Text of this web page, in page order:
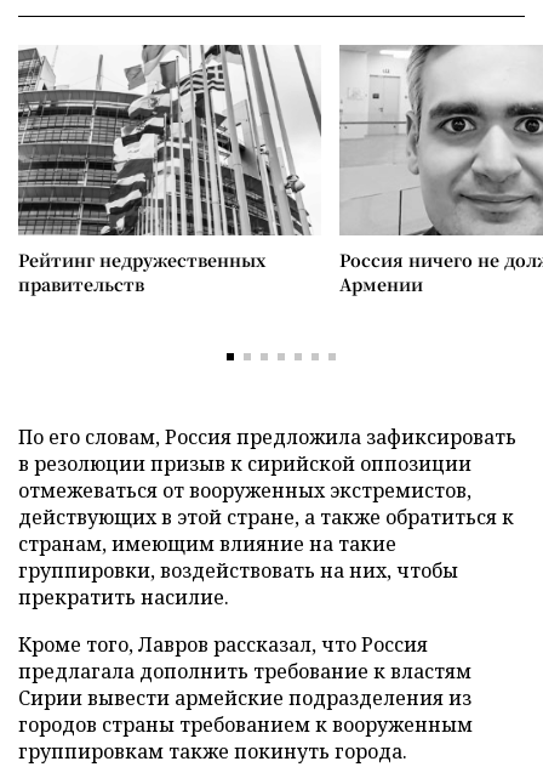
Рейтинг недружественных
правительств
Россия ничего не
Армении
По его словам, Россия предложила зафиксировать
в резолюции призыв к сирийской оппозиции
отмежеваться от вооруженных экстремистов,
действующих в этой стране, а также обратиться к
странам, имеющим влияние на такие
группировки, воздействовать на них, чтобы
прекратить насилие.
Кроме того, Лавров рассказал, что Россия
предлагала дополнить требование к властям
Сирии вывести армейские подразделения из
городов страны требованием к вооруженным
группировкам также покинуть города.